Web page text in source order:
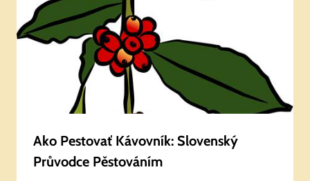
Ako Pestovať Kávovník: Slovenský
Průvodce Pěstováním